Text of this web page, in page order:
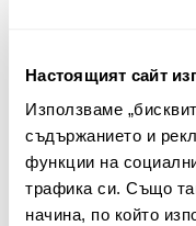
Настоящият сайт
Използваме
съдържанието и
функции на
трафика си. Също
начина, по който
Абонирайте
нашите